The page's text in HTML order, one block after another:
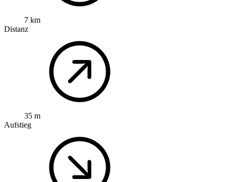
7 km
Distanz
35 m
Aufstieg